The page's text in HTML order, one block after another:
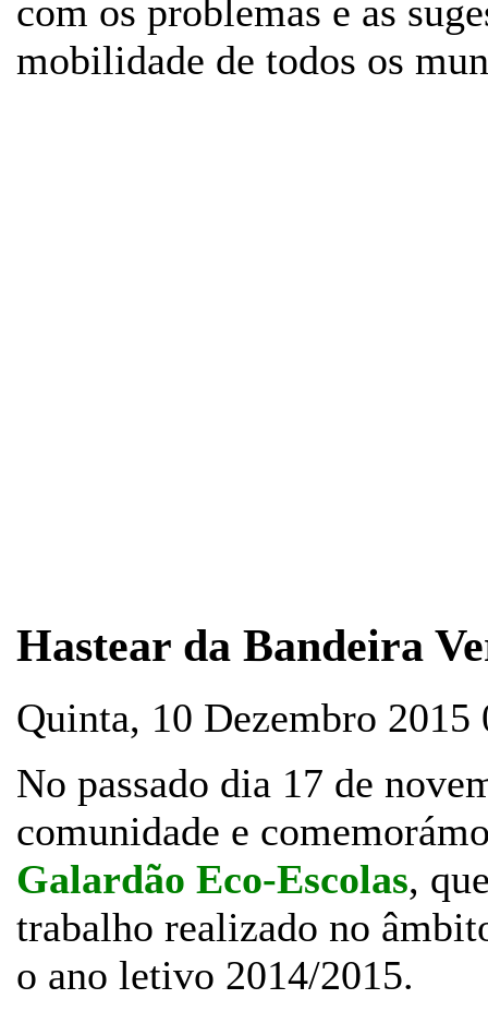
com os problemas e as
mobilidade de todos os
Hastear da Bandeira
Quinta, 10 Dezembro
No passado dia 17 de
comunidade e
Galardão Eco-Escolas,
trabalho realizado no
o ano letivo 2014/2015.